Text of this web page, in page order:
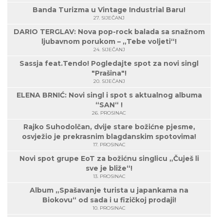
Banda Turizma u Vintage Industrial Baru!
27. SIJEČANJ
DARIO TERGLAV: Nova pop-rock balada sa snažnom
ljubavnom porukom – „Tebe voljeti“!
24. SIJEČANJ
Sassja feat.Tendo! Pogledajte spot za novi singl
"Prašina"!
20. SIJEČANJ
ELENA BRNIĆ: Novi singl i spot s aktualnog albuma
“SAN“ !
26. PROSINAC
Rajko Suhodolčan, dvije stare božićne pjesme,
osvježio je prekrasnim blagdanskim spotovima!
17. PROSINAC
Novi spot grupe EoT za božićnu singlicu „Čuješ li
sve je bliže“!
13. PROSINAC
Album „Spašavanje turista u japankama na
Biokovu“ od sada i u fizičkoj prodaji!
10. PROSINAC